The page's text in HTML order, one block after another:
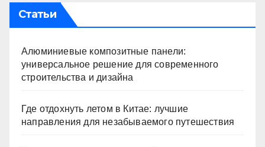
Статьи
Алюминиевые композитные панели:
универсальное решение для современного
строительства и дизайна
Где отдохнуть летом в Китае: лучшие
направления для незабываемого путешествия